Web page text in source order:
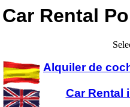
Car Rental
Alquiler de
Car Rental